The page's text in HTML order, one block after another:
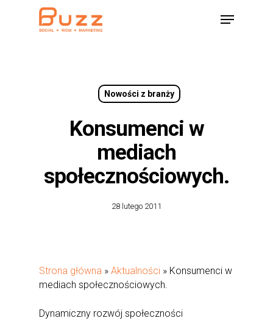
Menu
Nowości z branży
Konsumenci w
mediach
społecznościowych.
28 lutego 2011
Strona główna » Aktualności » Konsumenci w
mediach społecznościowych.
Dynamiczny rozwój społeczności